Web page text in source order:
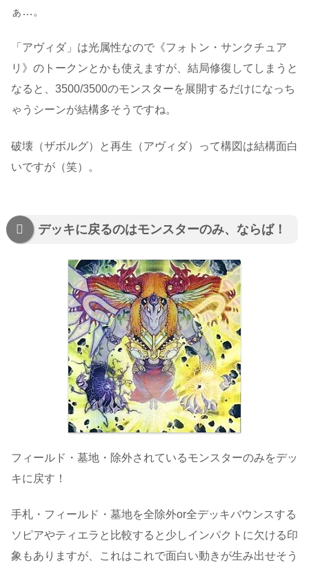
ぁ…。
「アヴィダ」は光属性なので《フォトン・サンクチュア
リ》のトークンとかも使えますが、結局修復してしまうと
なると、3500/3500のモンスターを展開するだけになっち
ゃうシーンが結構多そうですね。
破壊（ザボルグ）と再生（アヴィダ）って構図は結構面白
いですが（笑）。
デッキに戻るのはモンスターのみ、ならば！
フィールド・墓地・除外されているモンスターのみをデッ
キに戻す！
手札・フィールド・墓地を全除外or全デッキバウンスする
ソピアやティエラと比較すると少しインパクトに欠ける印
象もありますが、これはこれで面白い動きが生み出せそう